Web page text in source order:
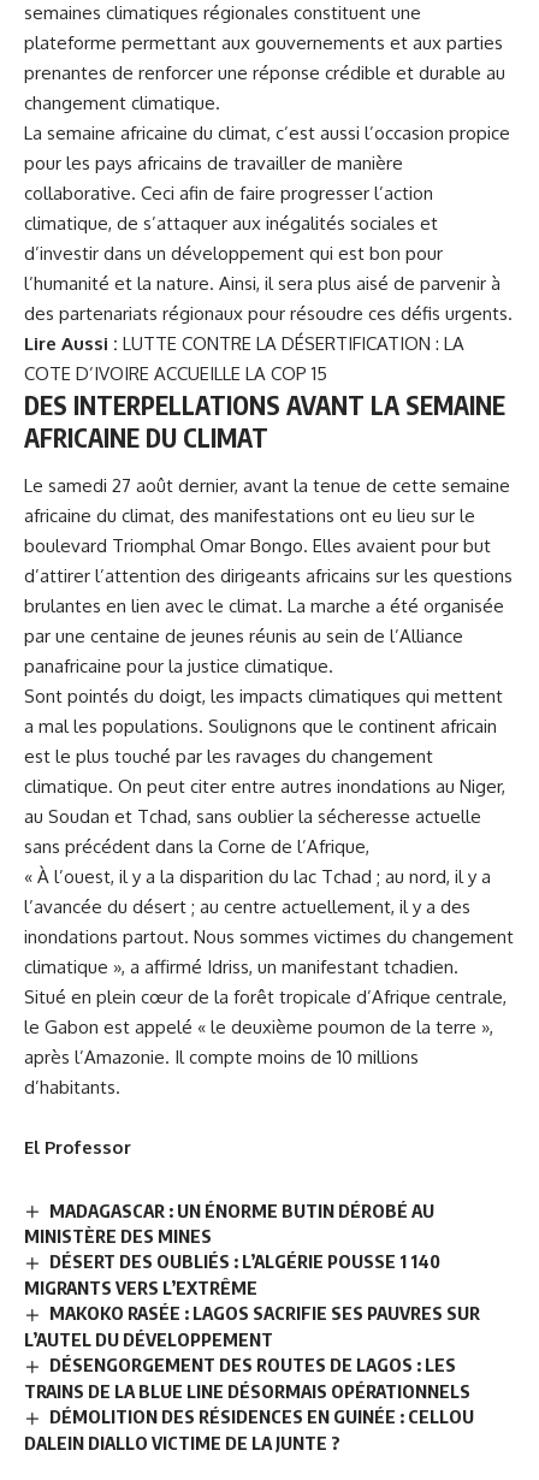
semaines climatiques régionales constituent une
plateforme permettant aux gouvernements et aux parties
prenantes de renforcer une réponse crédible et durable au
changement climatique.
La semaine africaine du climat, c’est aussi l’occasion propice
pour les pays africains de travailler de manière
collaborative. Ceci afin de faire progresser l’action
climatique, de s’attaquer aux inégalités sociales et
d’investir dans un développement qui est bon pour
l’humanité et la nature. Ainsi, il sera plus aisé de parvenir à
des partenariats régionaux pour résoudre ces défis urgents.
Lire Aussi : LUTTE CONTRE LA DÉSERTIFICATION : LA
COTE D’IVOIRE ACCUEILLE LA COP 15
DES INTERPELLATIONS AVANT LA SEMAINE
AFRICAINE DU CLIMAT
Le samedi 27 août dernier, avant la tenue de cette semaine
africaine du climat, des manifestations ont eu lieu sur le
boulevard Triomphal Omar Bongo. Elles avaient pour but
d’attirer l’attention des dirigeants africains sur les questions
brulantes en lien avec le climat. La marche a été organisée
par une centaine de jeunes réunis au sein de l’Alliance
panafricaine pour la justice climatique.
Sont pointés du doigt, les impacts climatiques qui mettent
a mal les populations. Soulignons que le continent africain
est le plus touché par les ravages du changement
climatique. On peut citer entre autres inondations au Niger,
au Soudan et Tchad, sans oublier la sécheresse actuelle
sans précédent dans la Corne de l’Afrique,
« À l’ouest, il y a la disparition du lac Tchad ; au nord, il y a
l’avancée du désert ; au centre actuellement, il y a des
inondations partout. Nous sommes victimes du changement
climatique », a affirmé Idriss, un manifestant tchadien.
Situé en plein cœur de la forêt tropicale d’Afrique centrale,
le Gabon est appelé « le deuxième poumon de la terre »,
après l’Amazonie. Il compte moins de 10 millions
d’habitants.
El Professor
MADAGASCAR : UN ÉNORME BUTIN DÉROBÉ AU
MINISTÈRE DES MINES
DÉSERT DES OUBLIÉS : L’ALGÉRIE POUSSE 1 140
MIGRANTS VERS L’EXTRÊME
MAKOKO RASÉE : LAGOS SACRIFIE SES PAUVRES SUR
L’AUTEL DU DÉVELOPPEMENT
DÉSENGORGEMENT DES ROUTES DE LAGOS : LES
TRAINS DE LA BLUE LINE DÉSORMAIS OPÉRATIONNELS
DÉMOLITION DES RÉSIDENCES EN GUINÉE : CELLOU
DALEIN DIALLO VICTIME DE LA JUNTE ?